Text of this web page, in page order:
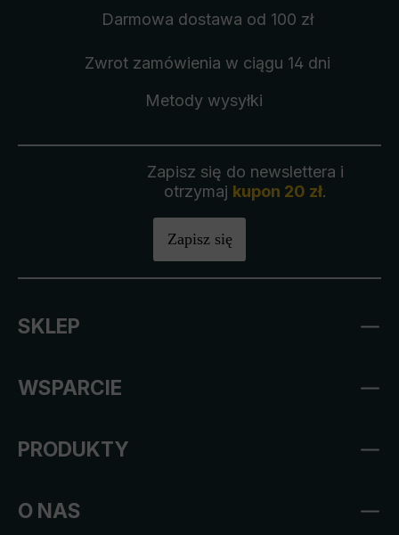
Darmowa dostawa od 100 zł
Zwrot zamówienia w ciągu 14 dni
Metody wysyłki
Zapisz się do newslettera i
otrzymaj kupon 20 zł.
Zapisz się
SKLEP
WSPARCIE
PRODUKTY
O NAS